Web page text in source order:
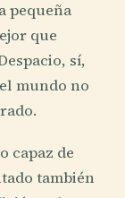
pequeña
que
sí,
mundo no
capaz de
también